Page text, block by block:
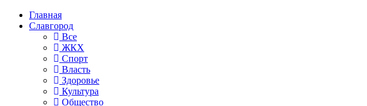
Главная
Славгород
Все
ЖКХ
Спорт
Власть
Здоровье
Культура
Общество